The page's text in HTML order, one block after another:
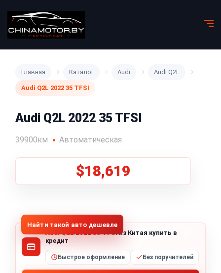
Главная Каталог Audi Audi Q2L
Audi Q2L 2022 35 TFSI
Audi Q2L 2022 35 TFSI
39900км Автоматическая
$18,619
Найти такой авто дешевле
Audi Q2L 2022 35 TFSIиз Китая купить в
кредит
Быстрое оформление Без поручителей